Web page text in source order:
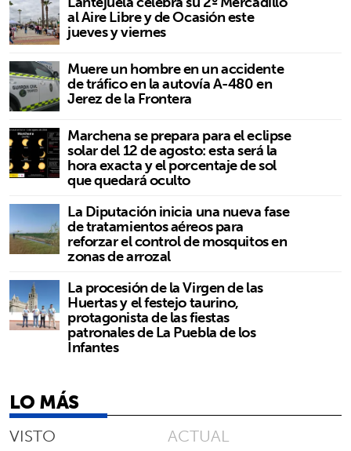
al Aire Libre y de Ocasión este
jueves y viernes
Muere un hombre en un accidente
de tráfico en la autovía A-480 en
Jerez de la Frontera
Marchena se prepara para el eclipse
solar del 12 de agosto: esta será la
hora exacta y el porcentaje de sol
que quedará oculto
La Diputación inicia una nueva fase
de tratamientos aéreos para
reforzar el control de mosquitos en
zonas de arrozal
La procesión de la Virgen de las
Huertas y el festejo taurino,
protagonista de las fiestas
patronales de La Puebla de los
Infantes
LO MÁS
VISTO ACTUAL